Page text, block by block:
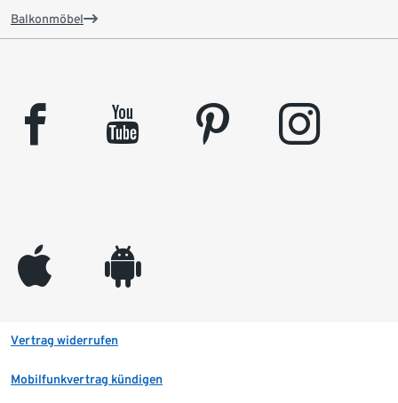
Balkonmöbel
facebook youtube pinterest instagram
appleinc android
Vertrag widerrufen
Mobilfunkvertrag kündigen